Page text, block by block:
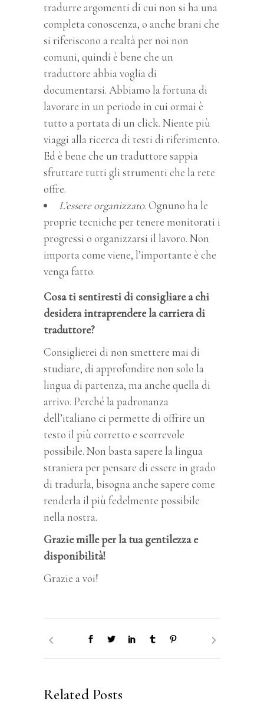
tradurre argomenti di cui non si ha una
completa conoscenza, o anche brani che
si riferiscono a realtà per noi non
comuni, quindi è bene che un
traduttore abbia voglia di
documentarsi. Abbiamo la fortuna di
lavorare in un periodo in cui ormai è
tutto a portata di un click. Niente più
viaggi alla ricerca di testi di riferimento.
Ed è bene che un traduttore sappia
sfruttare tutti gli strumenti che la rete
offre.
L’essere organizzato. Ognuno ha le
proprie tecniche per tenere monitorati i
progressi o organizzarsi il lavoro. Non
importa come viene, l’importante è che
venga fatto.
Cosa ti sentiresti di consigliare a chi
desidera intraprendere la carriera di
traduttore?
Consiglierei di non smettere mai di
studiare, di approfondire non solo la
lingua di partenza, ma anche quella di
arrivo. Perché la padronanza
dell’italiano ci permette di offrire un
testo il più corretto e scorrevole
possibile. Non basta sapere la lingua
straniera per pensare di essere in grado
di tradurla, bisogna anche sapere come
renderla il più fedelmente possibile
nella nostra.
Grazie mille per la tua gentilezza e
disponibilità!
Grazie a voi!
Related Posts